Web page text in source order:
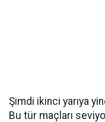
Şimdi ikinci yarıya
Bu tür maçları